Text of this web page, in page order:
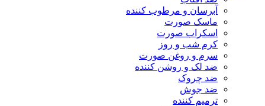
آبرسان و مرطوب کننده
ماسک صورت
اسکراب صورت
کرم شب و روز
سرم و روغن صورت
ضد لک و روشن کننده
ضد چروک
ضد جوش
ترمیم کننده